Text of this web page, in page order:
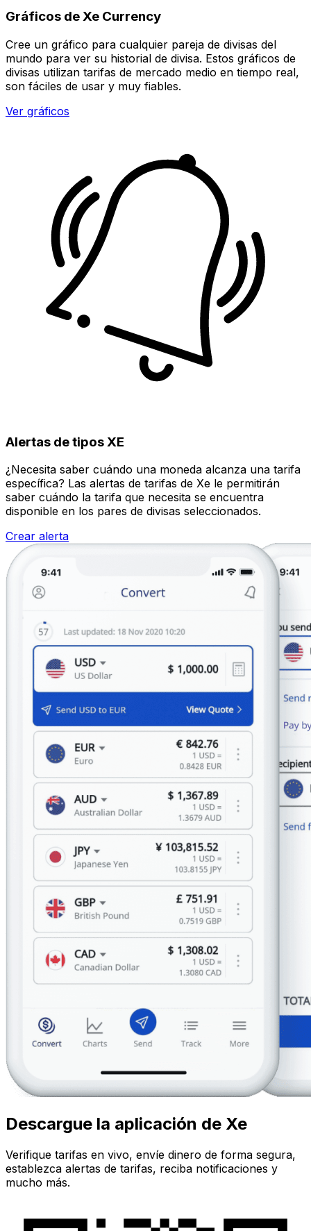
Gráficos de Xe Currency
Cree un gráfico para cualquier pareja de divisas del
mundo para ver su historial de divisa. Estos gráficos de
divisas utilizan tarifas de mercado medio en tiempo real,
son fáciles de usar y muy fiables.
Ver gráficos
Alertas de tipos XE
¿Necesita saber cuándo una moneda alcanza una tarifa
específica? Las alertas de tarifas de Xe le permitirán
saber cuándo la tarifa que necesita se encuentra
disponible en los pares de divisas seleccionados.
Crear alerta
Descargue la aplicación de Xe
Verifique tarifas en vivo, envíe dinero de forma segura,
establezca alertas de tarifas, reciba notificaciones y
mucho más.